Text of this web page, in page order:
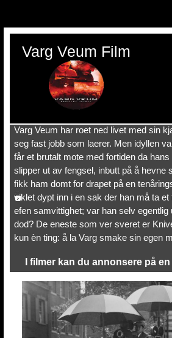
Varg Veum Film
Varg Veum har roet ned livet med sin
seg fast jobb som laerer. Men idyllen
får et brutalt mote med fortiden da
slipper ut av fengsel, inbutt på å hevne
fikk ham domt for drapet på en
viklet dypt inn i en sak der han må ta
efen samvittighet; var han selv egentlig
dod? De eneste som ver sveret er
kun èn ting: å la Varg smake sin egen
I filmer kan du annonsere på